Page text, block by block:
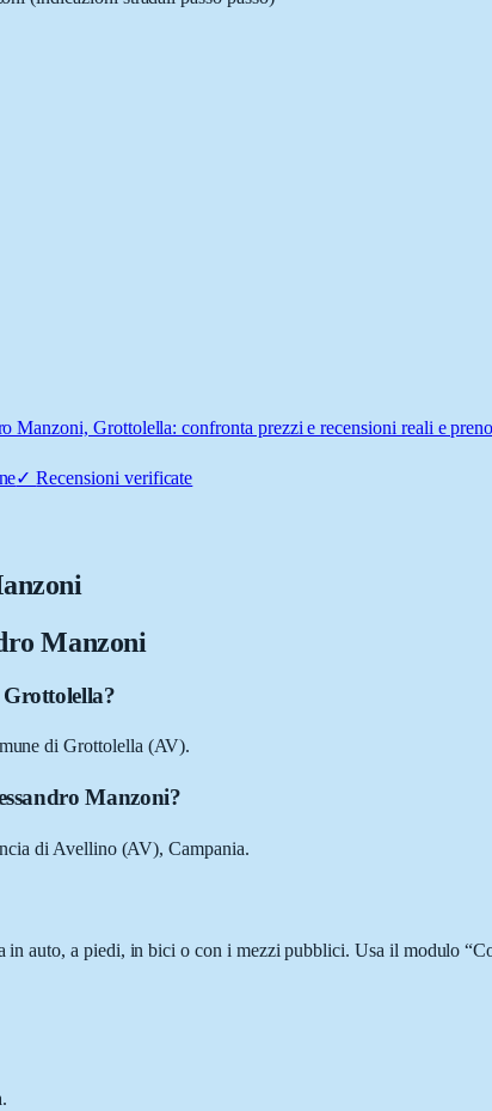
Manzoni, Grottolella: confronta prezzi e recensioni reali e
✓Recensioni verificate
Manzoni
di Grottolella (AV).
Manzoni?
di Avellino (AV), Campania.
auto, a piedi, in bici o con i mezzi pubblici. Usa il modulo